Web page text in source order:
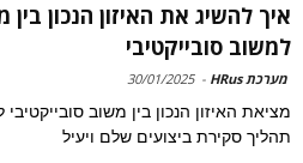
איך להשיג את האיזון הנכון בין
למשוב סובייקטיבי
מערכת HRus -
30/01/2025
מציאת האיזון הנכון בין משוב סובייקטיבי
תהליך סקירת ביצועים שלם ויעיל